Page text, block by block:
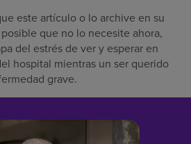
este artículo o lo archive en su
que no lo necesite ahora,
del estrés de ver y esperar en
hospital mientras un ser querido
grave.